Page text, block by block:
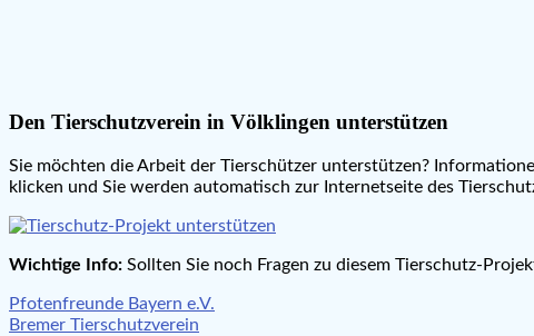
Den Tierschutzverein in Völklingen unterstützen
Sie möchten die Arbeit der Tierschützer unterstützen?
klicken und Sie werden automatisch zur Internetseite des
Wichtige Info: Sollten Sie noch Fragen zu diesem Tierschutz-
Beitragsnavigation
Pfotenfreunde Bayern e.V.
Bremer Tierschutzverein